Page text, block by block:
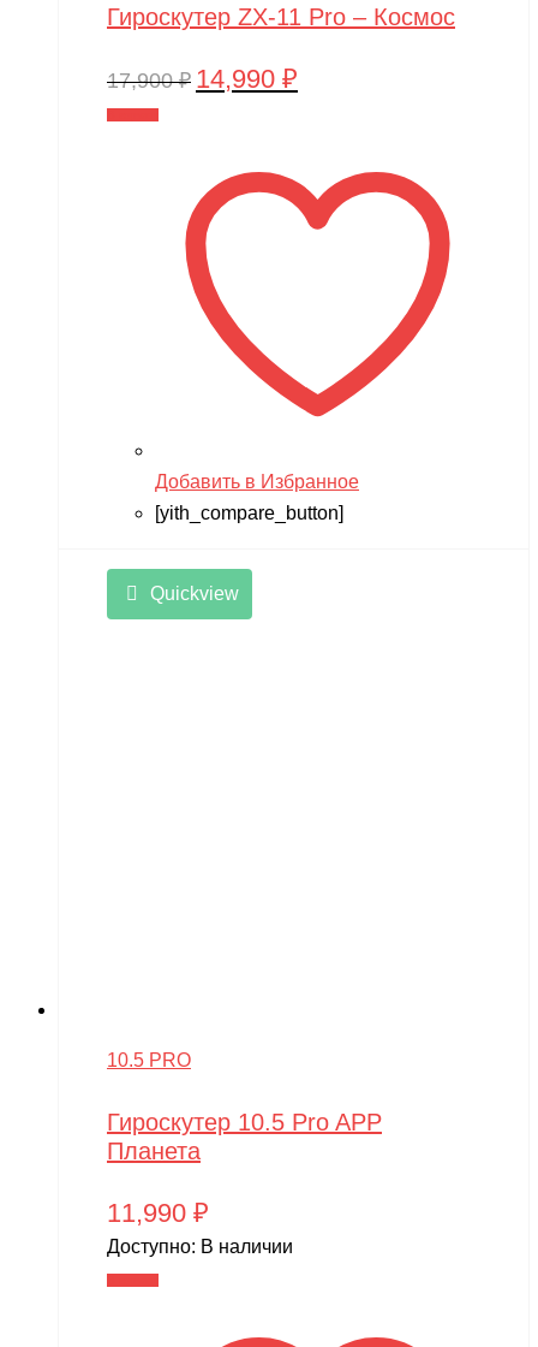
Гироскутер ZX-11 Pro – Космос
17,900₽ Первоначальная
17,900 ₽.
14,990 ₽
Добавить в Избранное
[yith_compare_button]
Quickview
10.5 PRO
Гироскутер 10.5 Pro APP
Планета
11,990 ₽
Доступно: В наличии